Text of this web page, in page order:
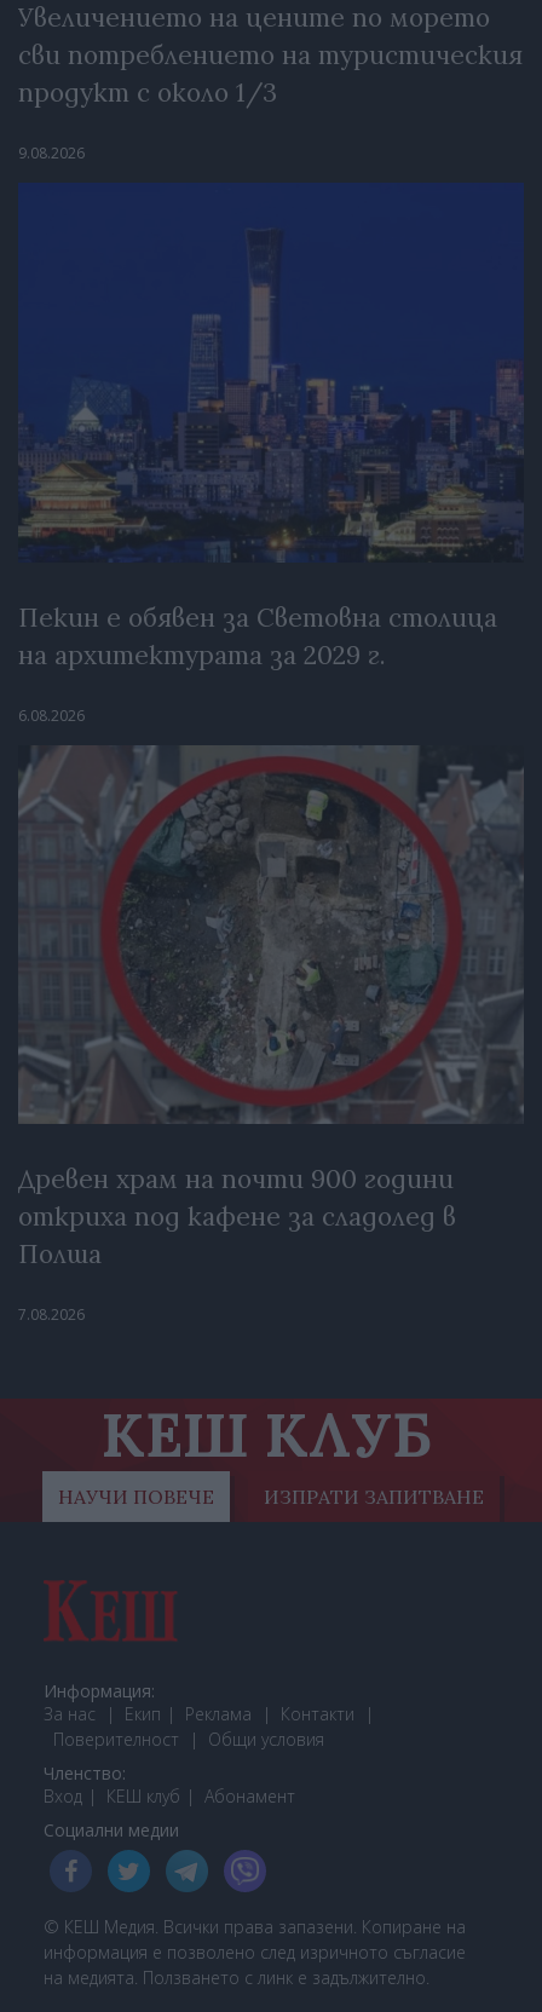
Увеличението на цените по морето
сви потреблението на туристическия
продукт с около 1/3
9.08.2026
Пекин е обявен за Световна столица
на архитектурата за 2029 г.
6.08.2026
Древен храм на почти 900 години
откриха под кафене за сладолед в
Полша
7.08.2026
КЕШ КЛУБ
НАУЧИ ПОВЕЧЕ ИЗПРАТИ ЗАПИТВАНЕ
Информация:
За нас
Екип Реклама
Контакти
Поверителност
Общи условия
Членство:
Вход
КЕШ клуб Абонамент
Социални медии
© КЕШ Медия. Всички права запазени. Копиране на
информация е позволено след изричното съгласие
на медията. Ползването с линк е задължително.